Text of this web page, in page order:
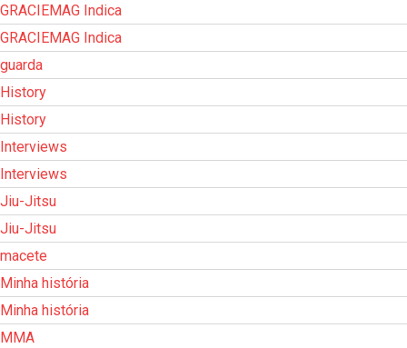
GRACIEMAG Indica
GRACIEMAG Indica
guarda
History
History
Interviews
Interviews
Jiu-Jitsu
Jiu-Jitsu
macete
Minha história
Minha história
MMA